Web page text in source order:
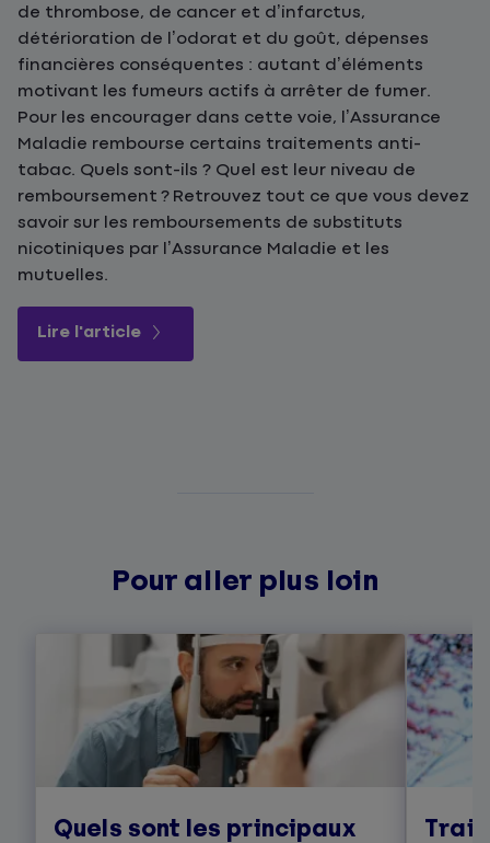
de thrombose, de cancer et d’infarctus,
détérioration de l’odorat et du goût, dépenses
financières conséquentes : autant d’éléments
motivant les fumeurs actifs à arrêter de fumer.
Pour les encourager dans cette voie, l’Assurance
Maladie rembourse certains traitements anti-
tabac. Quels sont-ils ? Quel est leur niveau de
remboursement ? Retrouvez tout ce que vous devez
savoir sur les remboursements de substituts
nicotiniques par l’Assurance Maladie et les
mutuelles.
Lire l'article
Pour aller plus loin
Quels sont les principaux